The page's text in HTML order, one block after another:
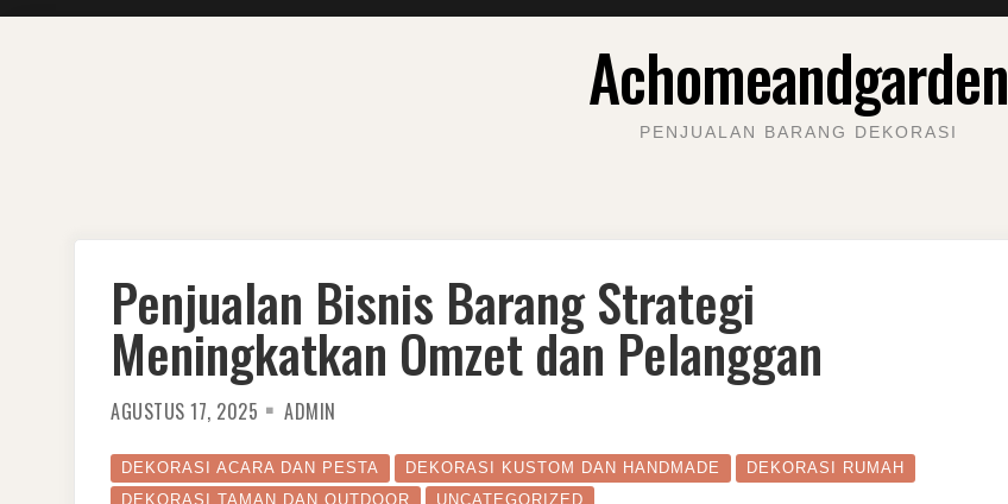
Achomeandgarden
PENJUALAN BARANG DEKORASI
Penjualan Bisnis Barang Strategi
Meningkatkan Omzet dan Pelanggan
AGUSTUS 17, 2025 ADMIN
DEKORASI ACARA DAN PESTA DEKORASI KUSTOM DAN HANDMADE
DEKORASI RUMAH
DEKORASI TAMAN DAN OUTDOOR
UNCATEGORIZED